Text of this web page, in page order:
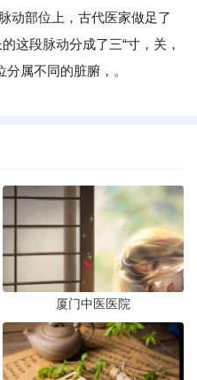
动部位上，古代医家做足了
这段脉动分成了三“寸，关，
属不同的脏腑，。
厦门中医医院